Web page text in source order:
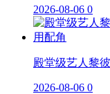
2026-08-06 0
殿堂级艺人黎
2026-08-06 0